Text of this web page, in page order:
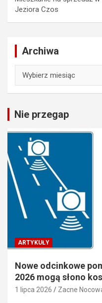
Jeziora Czos
Archiwa
Nie przegap
ARTYKUŁY
Nowe odcinkowe
2026 mogą słono
1 lipca 2026 Zacne